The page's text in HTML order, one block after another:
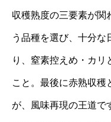
収穫熟度の三要素が関
う品種を選び、十分
り、窒素控えめ・カリ
こと。最後に赤熟収穫
が、風味再現の王道で